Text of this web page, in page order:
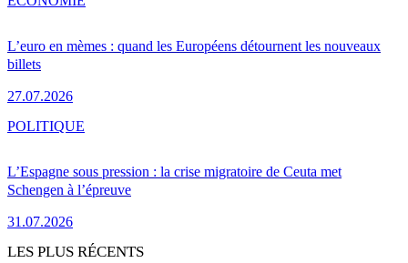
L’euro en mèmes : quand les Européens détournent les nouveaux
billets
27.07.2026
L’Espagne sous pression : la crise migratoire de Ceuta met
Schengen à l’épreuve
31.07.2026
POLITIQUE
LES PLUS RÉCENTS